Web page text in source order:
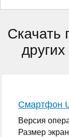
Скачать
Смартфон
Версия
Размер